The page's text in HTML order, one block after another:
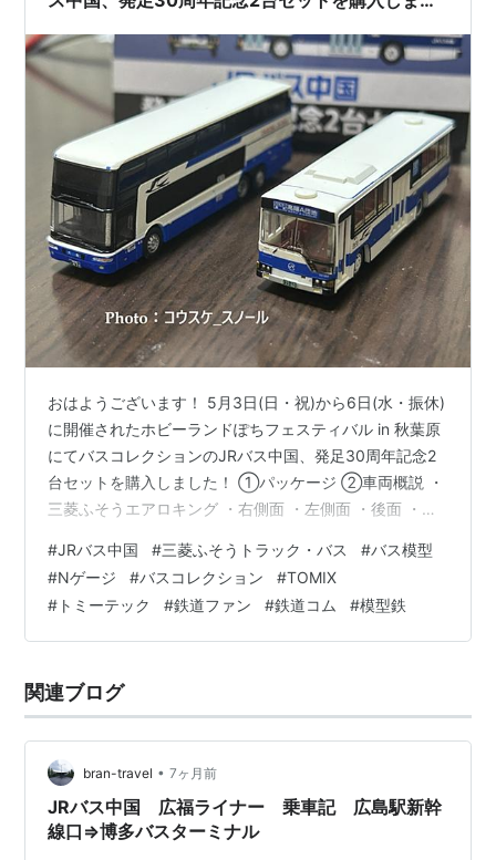
おはようございます！ 5月3日(日・祝)から6日(水・振休)
に開催されたホビーランドぽちフェスティバル in 秋葉原
にてバスコレクションのJRバス中国、発足30周年記念2
台セットを購入しました！ ①パッケージ ②車両概説 ・
三菱ふそうエアロキング ・右側面 ・左側面 ・後面 ・三
の予定 エアロキングは都市のバスターミナル、または高
速道路のジオラマにて飾ろうと考えていますが、エアロ
スターはバスコレ走行システムの動力ユニットBⅯ-04に
対応できるので、都市の道路に走らせようと考えていま
ターが…
#JRバス中国 #三菱ふそうトラック・バス #バス模型
#Nゲージ #バスコレクション #TОⅯIX
# トミーテック #鉄道ファン #鉄道コム #模型鉄
関連ブログ
bran-travel • 7ヶ月前
JRバス中国 広福ライナー 乗車記 広島駅新幹
線口⇒博多バスターミナル